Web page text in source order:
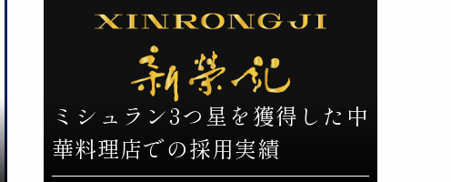
ミシュラン3つ星を獲得した中
華料理店での採用実績